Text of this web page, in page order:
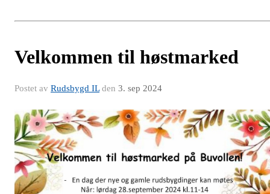
Velkommen til høstmarked
Postet av Rudsbygd ILden 3. sep 2024